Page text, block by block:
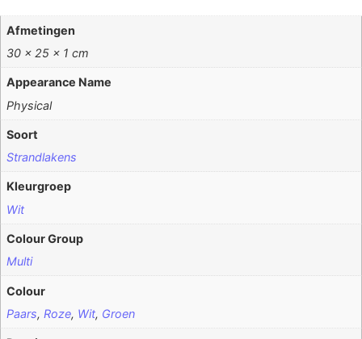
Afmetingen
30 × 25 × 1 cm
Appearance Name
Physical
Soort
Strandlakens
Kleurgroep
Wit
Colour Group
Multi
Colour
Paars, Roze, Wit, Groen